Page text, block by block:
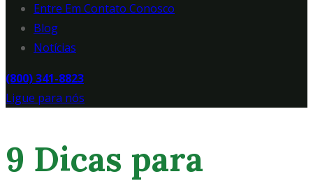
Entre Em Contato Conosco
Blog
Notícias
(800) 341-8823
Ligue para nós
9 Dicas para